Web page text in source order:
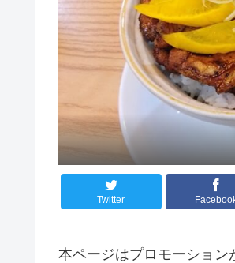
Twitter
本ページはプロモーション